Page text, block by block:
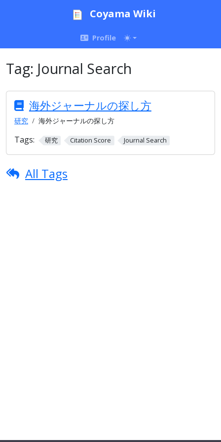
Coyama Wiki
Profile
Tag: Journal Search
海外ジャーナルの探し方
研究 海外ジャーナルの探し方
Tags: 研究 Citation Score Journal Search
All Tags